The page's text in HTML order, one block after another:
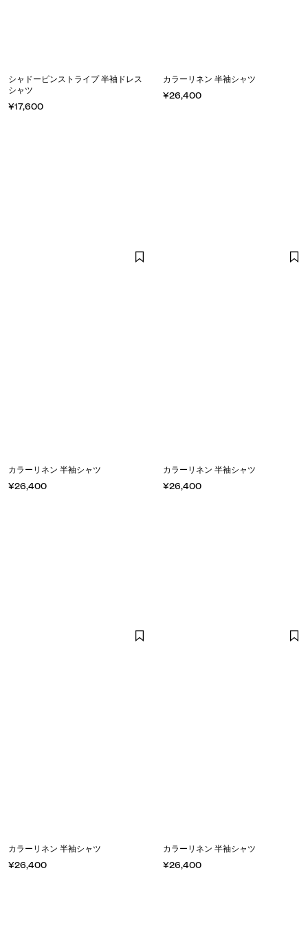
シャドーピンストライプ 半袖ドレス
シャツ
¥17,600
カラーリネン 半袖シャツ
¥26,400
カラーリネン 半袖シャツ
¥26,400
カラーリネン 半袖シャツ
¥26,400
カラーリネン 半袖シャツ
¥26,400
カラーリネン 半袖シャツ
¥26,400